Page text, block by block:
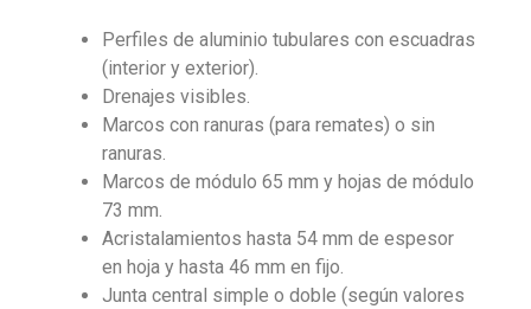
Perfiles de aluminio tubulares con escuadras
(interior y exterior).
Drenajes visibles.
Marcos con ranuras (para remates) o sin
ranuras.
Marcos de módulo 65 mm y hojas de módulo
73 mm.
Acristalamientos hasta 54 mm de espesor
en hoja y hasta 46 mm en fijo.
Junta central simple o doble (según valores